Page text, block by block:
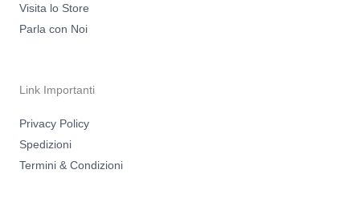
Visita lo Store
Parla con Noi
Link Importanti
Privacy Policy
Spedizioni
Termini & Condizioni